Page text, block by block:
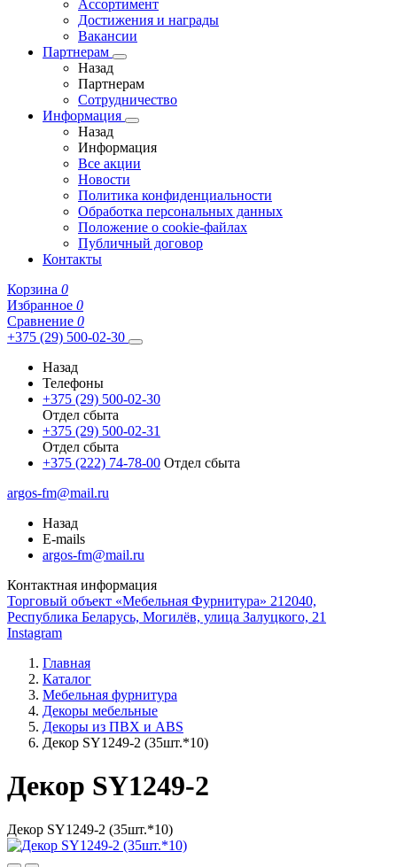
Ассортимент
Достижения и награды
Вакансии
Партнерам
Назад
Партнерам
Сотрудничество
Информация
Назад
Информация
Все акции
Новости
Политика конфиденциальности
Обработка персональных данных
Положение о cookie-файлах
Публичный договор
Контакты
Корзина 0
Избранное 0
Сравнение 0
+375 (29) 500-02-30
Назад
Телефоны
+375 (29) 500-02-30
Отдел сбыта
+375 (29) 500-02-31
Отдел сбыта
+375 (222) 74-78-00 Отдел сбыта
argos-fm@mail.ru
Назад
E-mails
argos-fm@mail.ru
Контактная информация
Торговый объект «Мебельная Фурнитура» 212040,
Республика Беларусь, Могилёв, улица Залуцкого, 21
Instagram
Главная
Каталог
Мебельная фурнитура
Декоры мебельные
Декоры из ПВХ и ABS
Декор SY1249-2 (35шт.*10)
Декор SY1249-2
Декор SY1249-2 (35шт.*10)